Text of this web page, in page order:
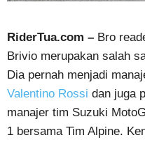
RiderTua.com – Bro
Brivio merupakan salah
Dia pernah menjadi
Valentino Rossi dan juga
manajer tim Suzuki
1 bersama Tim Alpine.